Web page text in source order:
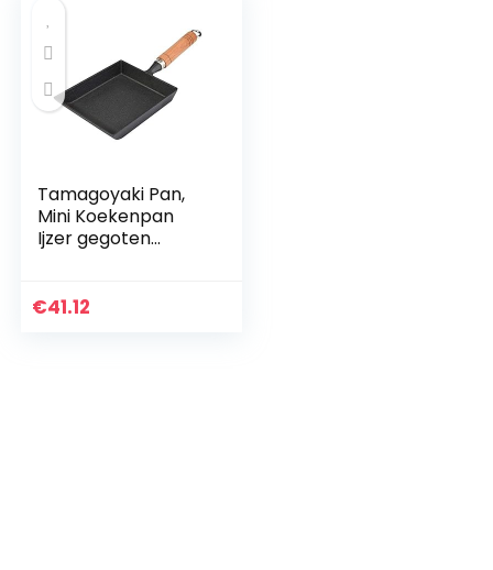
Tamagoyaki Pan,
Mini Koekenpan
Ijzer gegoten
Hot Houten
€41.12